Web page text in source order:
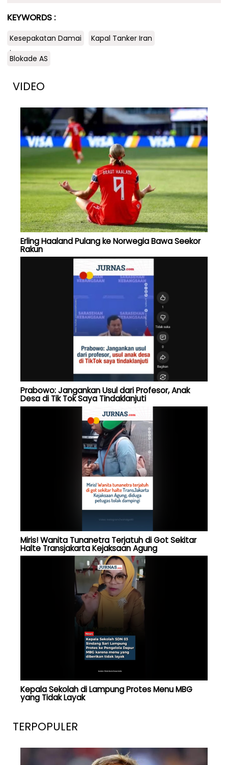
KEYWORDS :
Kesepakatan Damai
Kapal Tanker Iran
.
Blokade AS
VIDEO
Erling Haaland Pulang ke Norwegia Bawa Seekor
Rakun
Prabowo: Jangankan Usul dari Profesor, Anak
Desa di Tik Tok Saya Tindaklanjuti
Miris! Wanita Tunanetra Terjatuh di Got Sekitar
Halte Transjakarta Kejaksaan Agung
Kepala Sekolah di Lampung Protes Menu MBG
yang Tidak Layak
TERPOPULER